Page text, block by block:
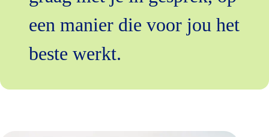
een manier die voor jou het
beste werkt.